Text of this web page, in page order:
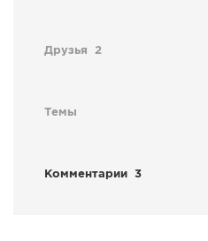
Друзья 2
Темы
Комментарии 3